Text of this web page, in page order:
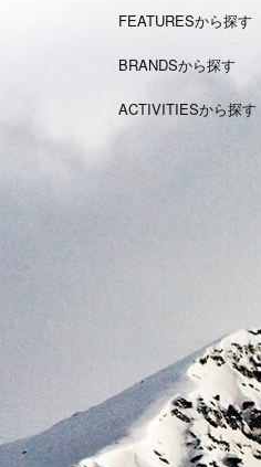
FEATURESから探す
BRANDSから探す
ACTIVITIESから探す